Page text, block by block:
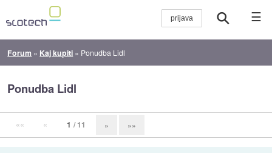
☰
Forum » Kaj kupiti » Ponudba Lidl
Ponudba Lidl
«« « 1 / 11 » »»